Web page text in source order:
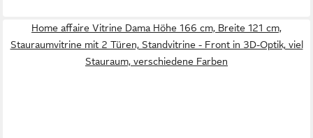
Home affaire Vitrine Dama Höhe 166 cm, Breite 121 cm,
Stauraumvitrine mit 2 Türen, Standvitrine - Front in 3D-Optik, viel
Stauraum, verschiedene Farben